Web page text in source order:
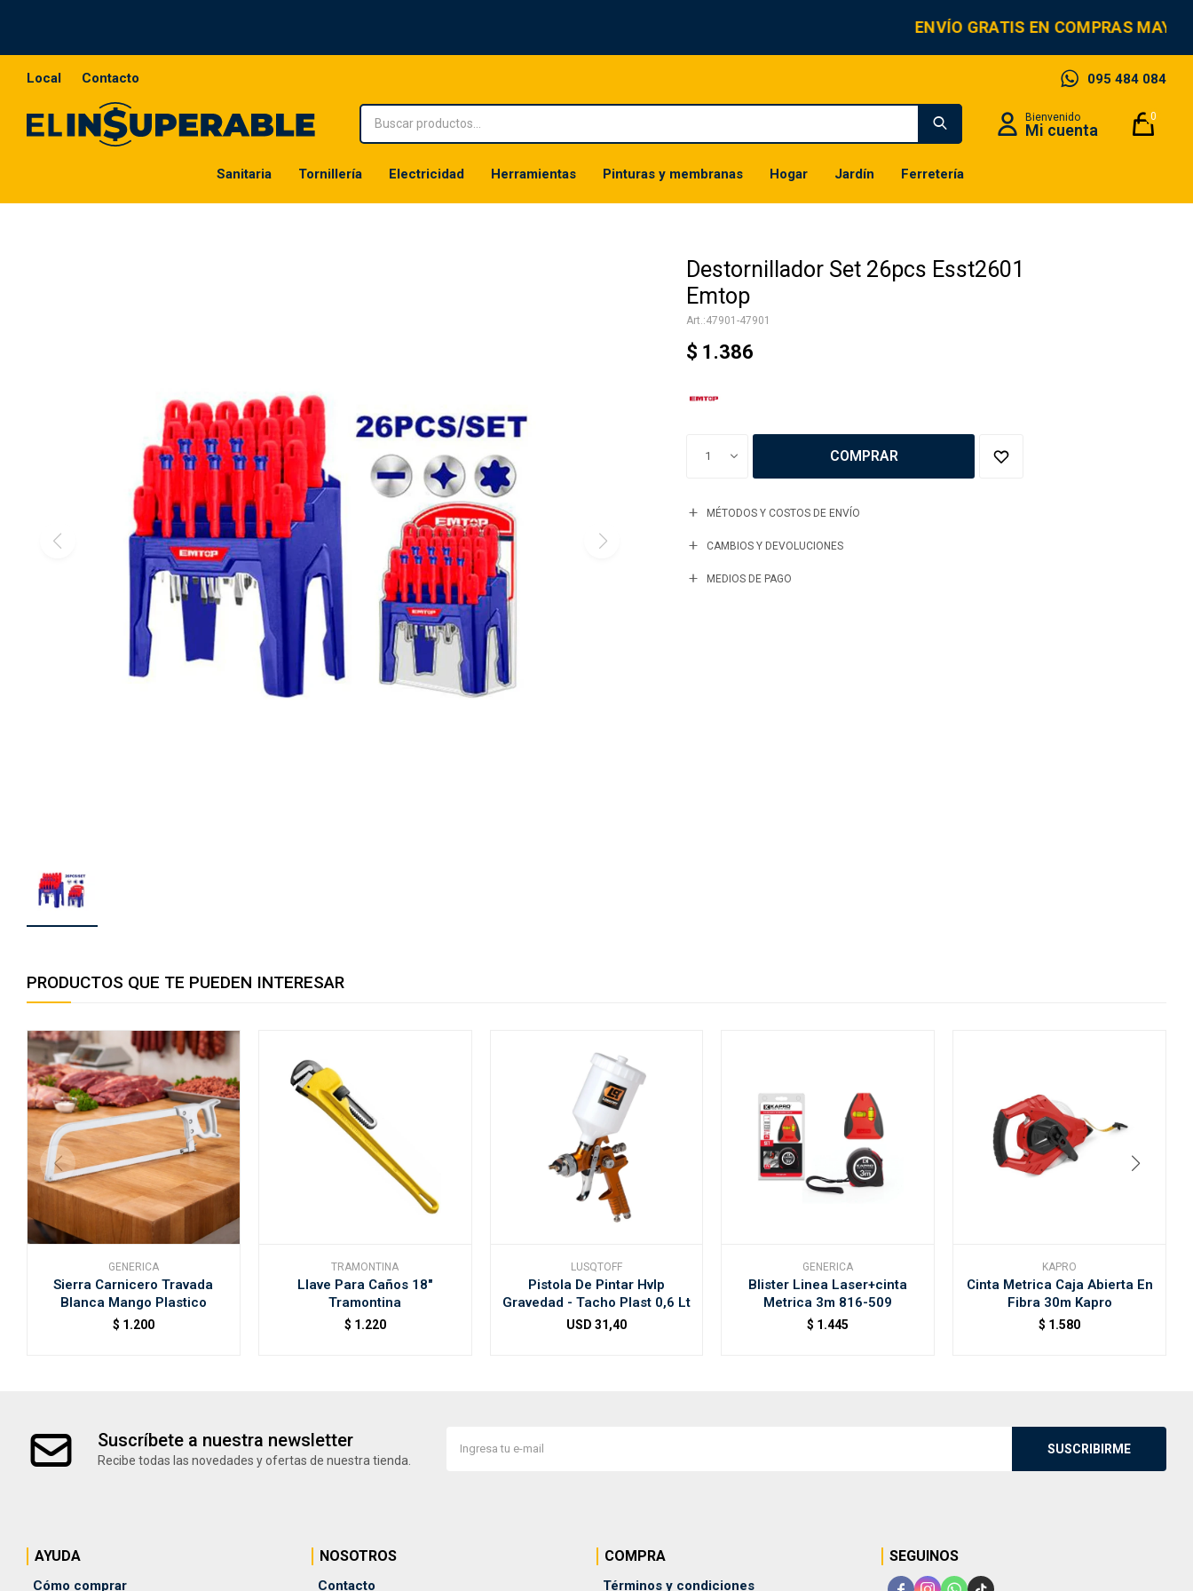
ENVÍO GRATIS EN COMPRAS
Sanitaria Tornillería Electricidad Herramientas Pinturas y membranas Hogar Jardín Ferretería
0
095 484 084
Local Contacto
Destornillador Set 26pcs Esst2601
Emtop
47901-47901
$ 1.386
1 COMPRAR
MÉTODOS Y COSTOS DE ENVÍO
CAMBIOS Y DEVOLUCIONES
MEDIOS DE PAGO
PRODUCTOS QUE TE PUEDEN INTERESAR
GENERICA
Sierra Carnicero Travada
Blanca Mango Plastico
$ 1.200
TRAMONTINA
Llave Para Caños 18"
Tramontina
$ 1.220
LUSQTOFF
Pistola De Pintar Hvlp
Gravedad - Tacho Plast 0,6 Lt
USD 31,40
GENERICA
Blister Linea Laser+cinta
Metrica 3m 816-509
$ 1.445
KAPRO
Cinta Metrica Caja Abierta En
Fibra 30m Kapro
$ 1.580
Suscríbete a nuestra newsletter
Recibe todas las novedades y ofertas de nuestra tienda.
SUSCRIBIRME
AYUDA
Cómo comprar
NOSOTROS
Contacto
COMPRA
Términos y condiciones
SEGUINOS